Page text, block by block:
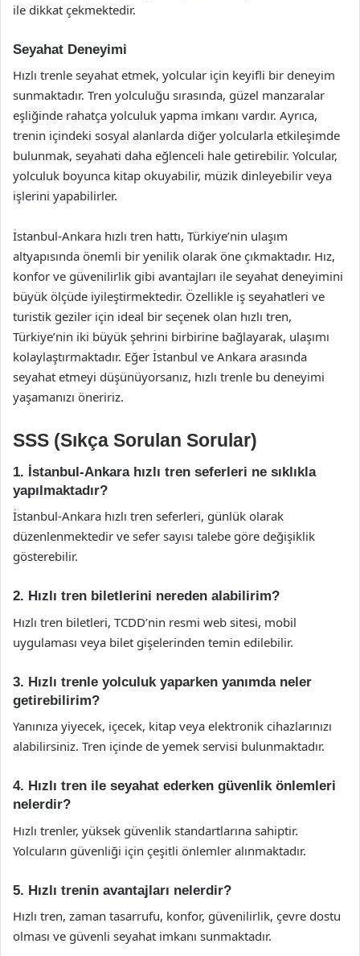
ile dikkat çekmektedir.
Seyahat Deneyimi
Hızlı trenle seyahat etmek, yolcular için keyifli bir deneyim
sunmaktadır. Tren yolculuğu sırasında, güzel manzaralar
eşliğinde rahatça yolculuk yapma imkanı vardır. Ayrıca,
trenin içindeki sosyal alanlarda diğer yolcularla etkileşimde
bulunmak, seyahati daha eğlenceli hale getirebilir. Yolcular,
yolculuk boyunca kitap okuyabilir, müzik dinleyebilir veya
işlerini yapabilirler.
İstanbul-Ankara hızlı tren hattı, Türkiye’nin ulaşım
altyapısında önemli bir yenilik olarak öne çıkmaktadır. Hız,
konfor ve güvenilirlik gibi avantajları ile seyahat deneyimini
büyük ölçüde iyileştirmektedir. Özellikle iş seyahatleri ve
turistik geziler için ideal bir seçenek olan hızlı tren,
Türkiye’nin iki büyük şehrini birbirine bağlayarak, ulaşımı
kolaylaştırmaktadır. Eğer İstanbul ve Ankara arasında
seyahat etmeyi düşünüyorsanız, hızlı trenle bu deneyimi
yaşamanızı öneririz.
SSS (Sıkça Sorulan Sorular)
1. İstanbul-Ankara hızlı tren seferleri ne sıklıkla
yapılmaktadır?
İstanbul-Ankara hızlı tren seferleri, günlük olarak
düzenlenmektedir ve sefer sayısı talebe göre değişiklik
gösterebilir.
2. Hızlı tren biletlerini nereden alabilirim?
Hızlı tren biletleri, TCDD’nin resmi web sitesi, mobil
uygulaması veya bilet gişelerinden temin edilebilir.
3. Hızlı trenle yolculuk yaparken yanımda neler
getirebilirim?
Yanınıza yiyecek, içecek, kitap veya elektronik cihazlarınızı
alabilirsiniz. Tren içinde de yemek servisi bulunmaktadır.
4. Hızlı tren ile seyahat ederken güvenlik önlemleri
nelerdir?
Hızlı trenler, yüksek güvenlik standartlarına sahiptir.
Yolcuların güvenliği için çeşitli önlemler alınmaktadır.
5. Hızlı trenin avantajları nelerdir?
Hızlı tren, zaman tasarrufu, konfor, güvenilirlik, çevre dostu
olması ve güvenli seyahat imkanı sunmaktadır.